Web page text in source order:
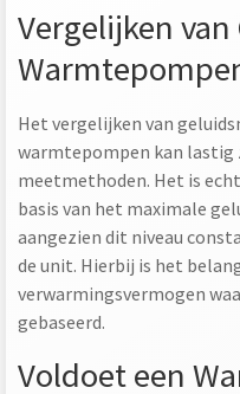
Vergelijken
Het vergelijken van
warmtepompen kan lastig
meetmethoden. Het is
basis van het maximale
aangezien dit niveau
de unit. Hierbij is het
verwarmingsvermogen
gebaseerd.
Voldoet een